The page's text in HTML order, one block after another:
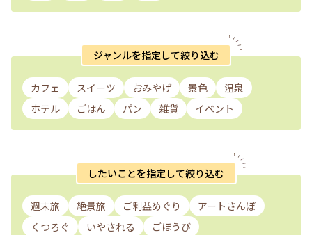
ジャンルを指定して絞り込む
カフェ スイーツ おみやげ 景色
温泉
ホテル
ごはん パン 雑貨 イベント
したいことを指定して絞り込む
週末旅 絶景旅 ご利益めぐり
アートさんぽ
くつろぐ
いやされる ごほうび